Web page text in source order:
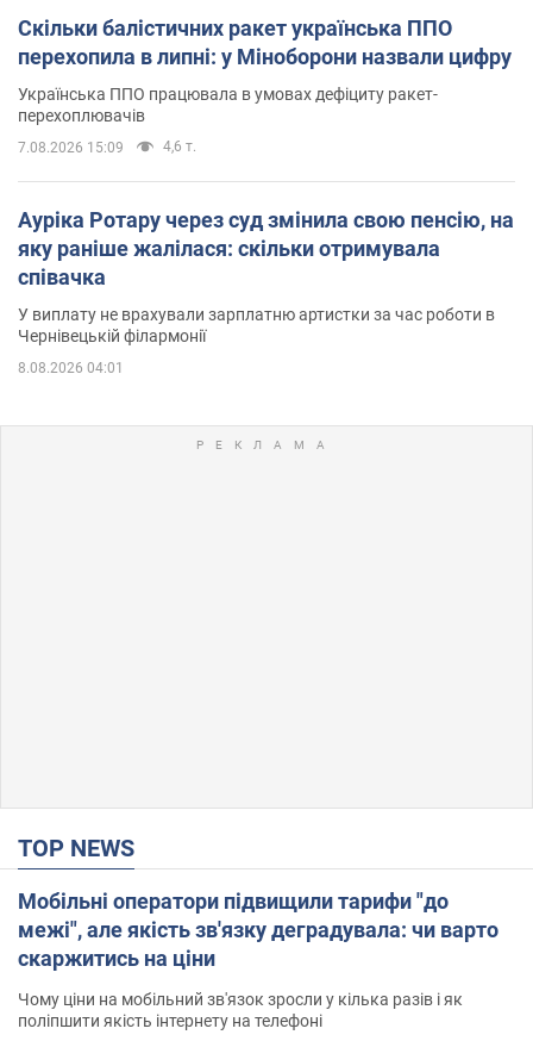
Скільки балістичних ракет українська ППО
перехопила в липні: у Міноборони назвали цифру
Українська ППО працювала в умовах дефіциту ракет-
перехоплювачів
7.08.2026 15:09 4,6 т.
Ауріка Ротару через суд змінила свою пенсію, на
яку раніше жалілася: скільки отримувала
співачка
У виплату не врахували зарплатню артистки за час роботи в
Чернівецькій філармонії
8.08.2026 04:01
TOP NEWS
Мобільні оператори підвищили тарифи "до
межі", але якість зв'язку деградувала: чи варто
скаржитись на ціни
Чому ціни на мобільний зв'язок зросли у кілька разів і як
поліпшити якість інтернету на телефоні